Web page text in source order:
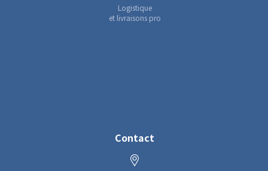
Logistique
et livraisons pro
Contact